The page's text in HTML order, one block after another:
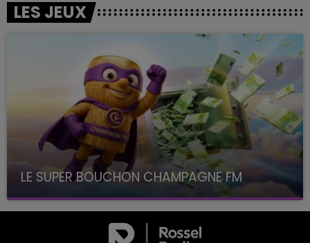
LES JEUX
LE SUPER BOUCHON CHAMPAGNE FM
avec La Famille Champagne FM, à 8H10